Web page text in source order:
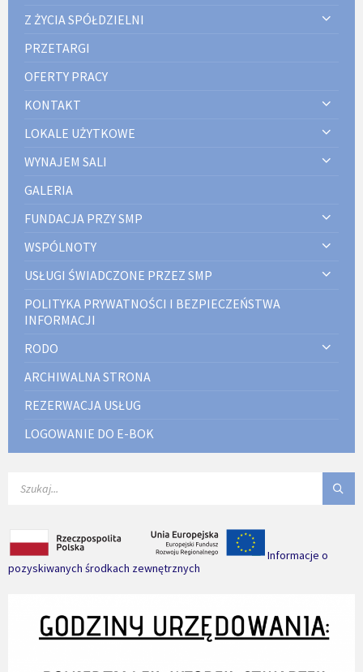
Z ŻYCIA SPÓŁDZIELNI
PRZETARGI
OFERTY PRACY
KONTAKT
LOKALE UŻYTKOWE
WYNAJEM SALI
GALERIA
FUNDACJA PRZY SMP
WSPÓLNOTY
USŁUGI ŚWIADCZONE PRZEZ SMP
POLITYKA PRYWATNOŚCI I BEZPIECZEŃSTWA
INFORMACJI
RODO
ARCHIWALNA STRONA
REZERWACJA USŁUG
LOGOWANIE DO E-BOK
Informacje o
pozyskiwanych środkach zewnętrznych